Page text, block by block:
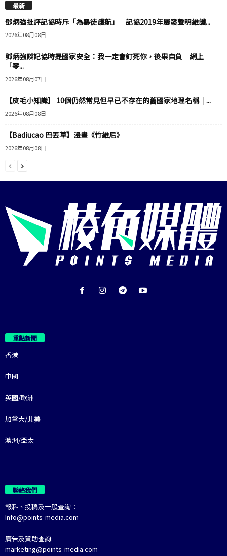
最新
鄧炳強批評記協時斥「為暴徒護航」 記協2019年屢發聲明維護...
2026年08月08日
鄧炳強談記協時提國家安全：我一定會釘死你，後果自負 網上
「零...
2026年08月07日
【皮毛小知識】 10個仍然常見但早已不存在的舊國家地理名稱｜...
2026年08月08日
【Badiucao 巴丟草】漫畫《竹維尼》
2026年08月08日
重點新聞
香港
中國
英國/歐洲
加拿大/北美
澳洲/亞太
聯絡我們
報料、投稿及一般查詢：
Info@points-media.com
廣告及贊助查詢:
marketing@points-media.com